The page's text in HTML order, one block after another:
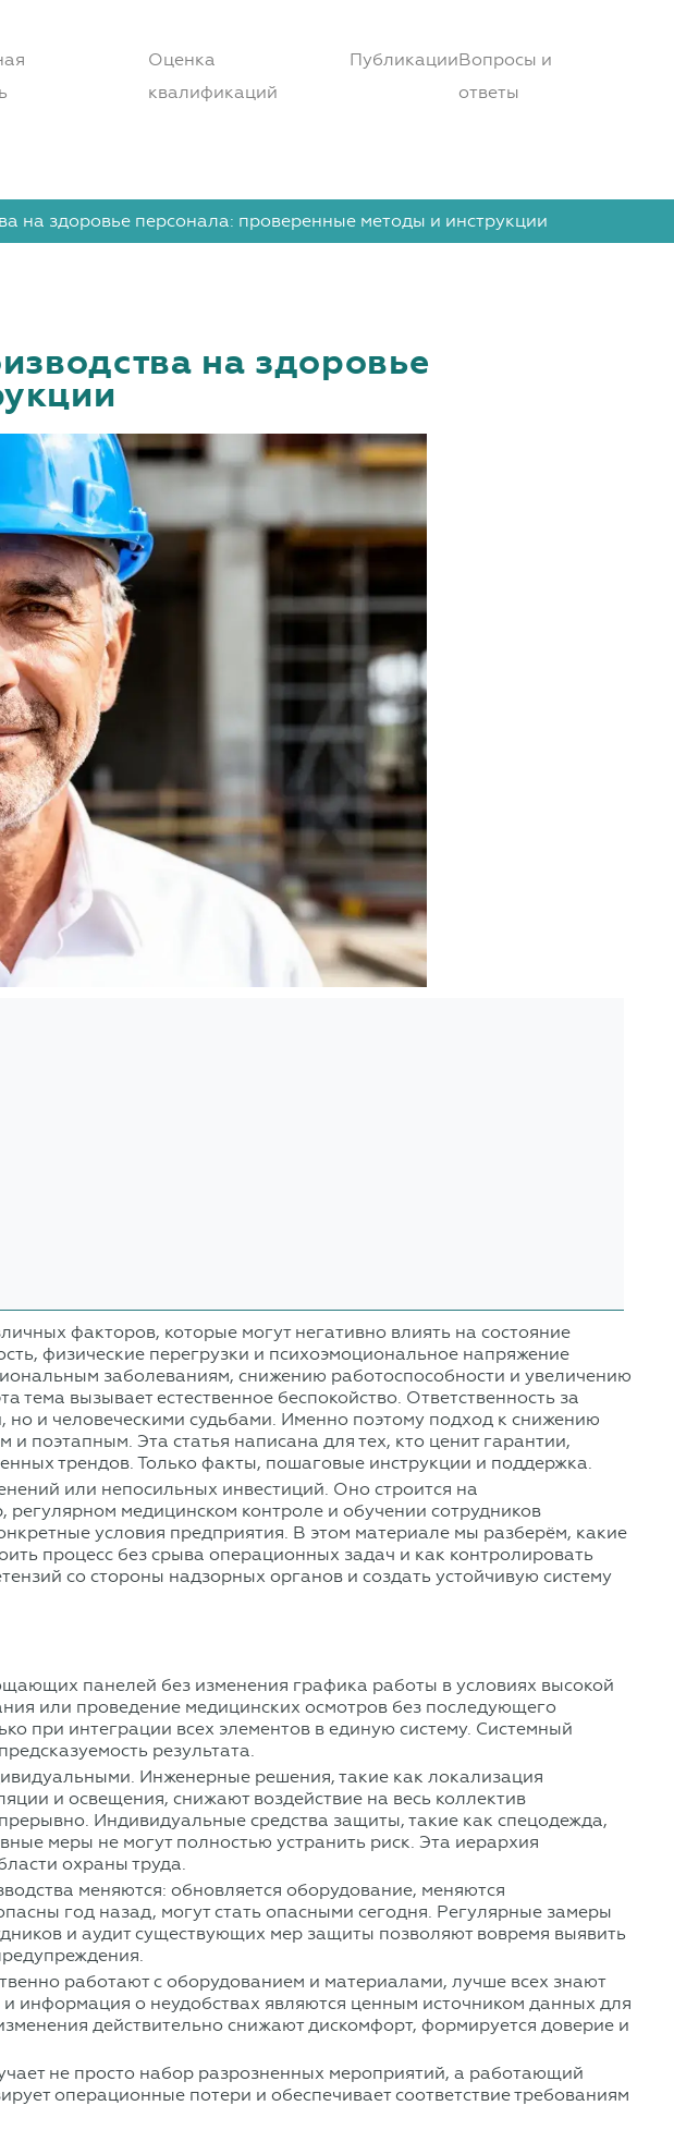
Оценка
квалификаций
ПубликацииВопросы и
ответы
на здоровье персонала: проверенные методы и инструкции
на здоровье
факторов, которые могут негативно влиять на состояние
физические перегрузки и психоэмоциональное напряжение
заболеваниям, снижению работоспособности и увеличению
вызывает естественное беспокойство. Ответственность за
и человеческими судьбами. Именно поэтому подход к снижению
поэтапным. Эта статья написана для тех, кто ценит гарантии,
трендов. Только факты, пошаговые инструкции и поддержка.
или непосильных инвестиций. Оно строится на
медицинском контроле и обучении сотрудников
условия предприятия. В этом материале мы разберём, какие
процесс без срыва операционных задач и как контролировать
со стороны надзорных органов и создать устойчивую систему
панелей без изменения графика работы в условиях высокой
или проведение медицинских осмотров без последующего
при интеграции всех элементов в единую систему. Системный
результата.
Инженерные решения, такие как локализация
и освещения, снижают воздействие на весь коллектив
Индивидуальные средства защиты, такие как спецодежда,
меры не могут полностью устранить риск. Эта иерархия
охраны труда.
меняются: обновляется оборудование, меняются
год назад, могут стать опасными сегодня. Регулярные замеры
и аудит существующих мер защиты позволяют вовремя выявить
работают с оборудованием и материалами, лучше всех знают
информация о неудобствах являются ценным источником данных для
действительно снижают дискомфорт, формируется доверие и
не просто набор разрозненных мероприятий, а работающий
операционные потери и обеспечивает соответствие требованиям